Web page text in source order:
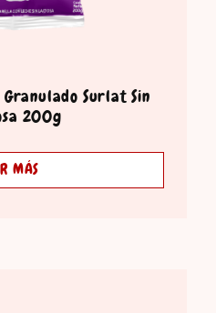
Surlat Sin
200g
MÁS